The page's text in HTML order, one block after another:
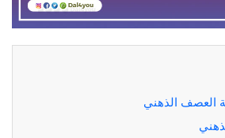
العصف الذهني